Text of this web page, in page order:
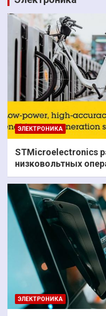
ЭЛЕКТРОНИКА
STMicroelectronics
низковольтных
ЭЛЕКТРОНИКА